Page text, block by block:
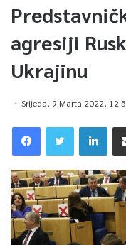
agresiji
Ukrajinu
Srijeda, 9 Marta 2022,